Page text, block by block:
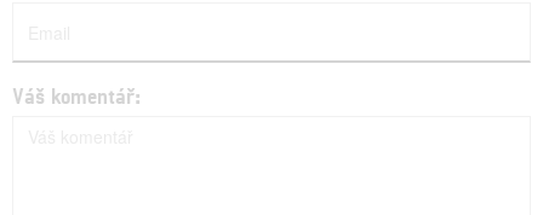
Váš komentář: